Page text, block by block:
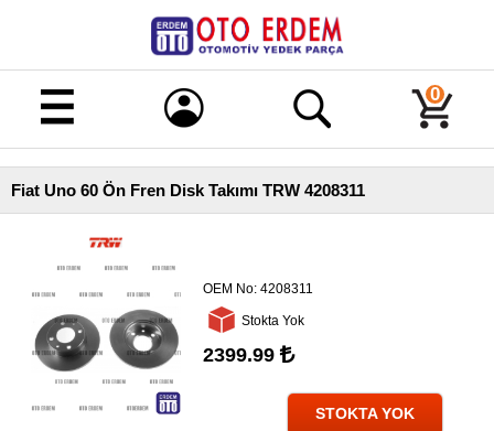
Merhaba!
Giriş
Kayıt
Ana
Sayfa
Kampanyalı
Tüm
Ürünler
Hesapları
0
Fiat Uno 60 Ön Fren Disk Takımı TRW 4208311
OEM No:4208311
Stokta Yok
2399.99
STOKTA YOK